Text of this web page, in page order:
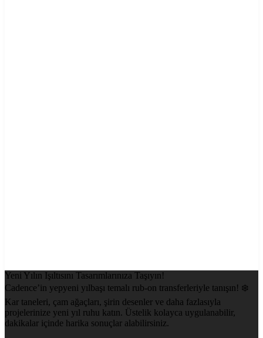
Yeni Yılın Işıltısını Tasarımlarınıza Taşıyın!
Cadence’in yepyeni yılbaşı temalı rub-on transferleriyle tanışın! ❄️
Kar taneleri, çam ağaçları, şirin desenler ve daha fazlasıyla
projelerinize yeni yıl ruhu katın. Üstelik kolayca uygulanabilir,
dakikalar içinde harika sonuçlar alabilirsiniz.